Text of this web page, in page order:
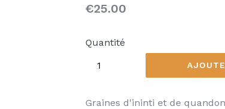
Prix
€25.00
Quantité
Graines d'ininti et de